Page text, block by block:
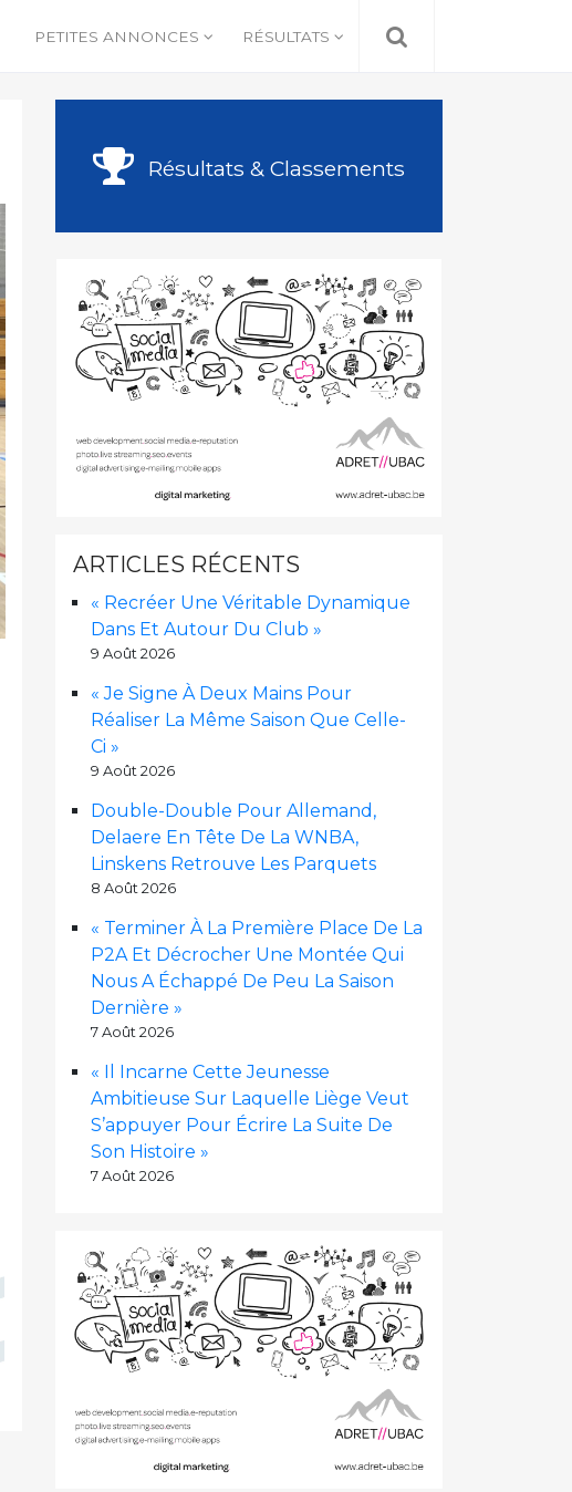
PETITES ANNONCES RÉSULTATS
Résultats & Classements
ARTICLES RÉCENTS
« Recréer Une Véritable Dynamique
Dans Et Autour Du Club »
9 Août 2026
« Je Signe À Deux Mains Pour
Réaliser La Même Saison Que Celle-
Ci »
9 Août 2026
Double-Double Pour Allemand,
Delaere En Tête De La WNBA,
Linskens Retrouve Les Parquets
8 Août 2026
« Terminer À La Première Place De La
P2A Et Décrocher Une Montée Qui
Nous A Échappé De Peu La Saison
Dernière »
7 Août 2026
« Il Incarne Cette Jeunesse
Ambitieuse Sur Laquelle Liège Veut
S’appuyer Pour Écrire La Suite De
Son Histoire »
7 Août 2026